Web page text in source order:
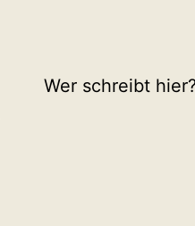
Wer schreibt